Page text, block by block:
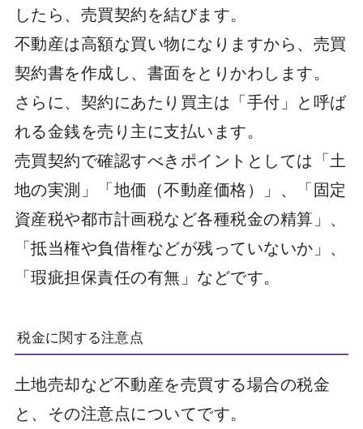
したら、売買契約を結びます。
不動産は高額な買い物になりますから、売買
契約書を作成し、書面をとりかわします。
さらに、契約にあたり買主は「手付」と呼ば
れる金銭を売り主に支払います。
売買契約で確認すべきポイントとしては「土
地の実測」「地価（不動産価格）」、「固定
資産税や都市計画税など各種税金の精算」、
「抵当権や負借権などが残っていないか」、
「瑕疵担保責任の有無」などです。
税金に関する注意点
土地売却など不動産を売買する場合の税金
と、その注意点についてです。